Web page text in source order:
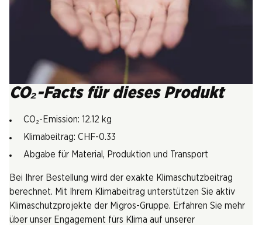
CO₂-Facts für dieses Produkt
CO₂-Emission: 12.12 kg
Klimabeitrag: CHF-0.33
Abgabe für Material, Produktion und Transport
Bei Ihrer Bestellung wird der exakte Klimaschutzbeitrag
berechnet. Mit Ihrem Klimabeitrag unterstützen Sie aktiv
Klimaschutzprojekte der Migros-Gruppe. Erfahren Sie mehr
über unser Engagement fürs Klima auf unserer